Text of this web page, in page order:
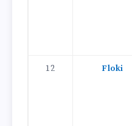
12 Floki